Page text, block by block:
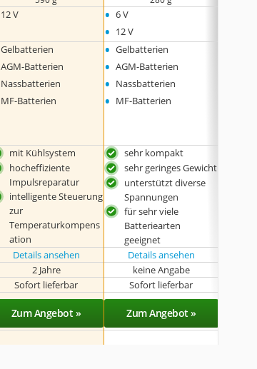
12 V • 6 V
• 12 V
Gelbatterien
AGM-Batterien
Nassbatterien
MF-Batterien
• Gelbatterien
• AGM-Batterien
• Nassbatterien
• MF-Batterien
mit Kühlsystem
hocheffiziente
Impulsreparatur
intelligente Steuerung
zur
Temperaturkompens
ation
sehr kompakt
sehr geringes Gewicht
unterstützt diverse
Spannungen
für sehr viele
Batteriearten
geeignet
Details ansehen Details ansehen
2 Jahre
keine Angabe
Sofort lieferbar Sofort lieferbar
Zum Angebot » Zum Angebot »